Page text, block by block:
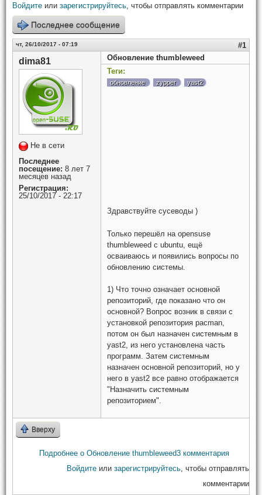
Войдите или зарегистрируйтесь, чтобы отправлять комментарии
Последнее сообщение
чт, 26/10/2017 - 07:19 #1
dima81
Не в сети
Последнее
посещение: 8 лет 7
месяцев назад
Регистрация:
25/10/2017 - 22:17
Обновление thumbleweed
Теги:
обновление zypper yast2
Здравствуйте сусеводы )
Только перешёл на opensuse
thumbleweed с ubuntu, ещё
осваиваюсь и появились вопросы по
обновлению системы.
1) Что точно означает основной
репозиторий, где показано что он
основной? Вопрос возник в связи с
установкой репозитория pacman,
потом он был назначен системным в
yast2, из него установлена часть
программ. Затем системным
назначен основной репозиторий, но у
него в yast2 все равно отображается
"Назначить системным
репозиторием".
Вверху
Подробнее о Обновление thumbleweed3 комментария
Войдите или зарегистрируйтесь , чтобы отправлять
комментарии